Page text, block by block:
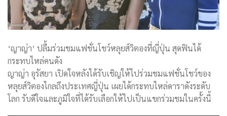
‘ญาญ่า’ ปลื้มร่วมชมแฟชั่นโชว์หลุยส์วิตองที่ญี่ปุ่น สุดฟินได้
กระทบไหล่คนดัง
ญาญ่า อุรัสยา เปิดใจหลังได้รับเชิญให้ไปร่วมชมแฟชั่นโชว์ของ
หลุยส์วิตองไกลถึงประเทศญี่ปุ่น เผยได้กระทบไหล่ดาราดังระดับ
โลก รับดีใจและภูมิใจที่ได้รับเลือกให้ไปเป็นแขกร่วมชมในครั้งนี้